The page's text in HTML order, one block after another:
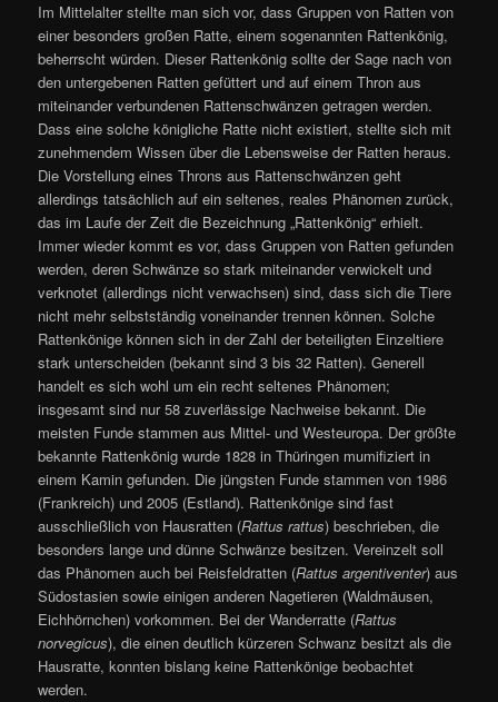
Im Mittelalter stellte man sich vor, dass Gruppen von Ratten von
einer besonders großen Ratte, einem sogenannten Rattenkönig,
beherrscht würden. Dieser Rattenkönig sollte der Sage nach von
den untergebenen Ratten gefüttert und auf einem Thron aus
miteinander verbundenen Rattenschwänzen getragen werden.
Dass eine solche königliche Ratte nicht existiert, stellte sich mit
zunehmendem Wissen über die Lebensweise der Ratten heraus.
Die Vorstellung eines Throns aus Rattenschwänzen geht
allerdings tatsächlich auf ein seltenes, reales Phänomen zurück,
das im Laufe der Zeit die Bezeichnung „Rattenkönig“ erhielt.
Immer wieder kommt es vor, dass Gruppen von Ratten gefunden
werden, deren Schwänze so stark miteinander verwickelt und
verknotet (allerdings nicht verwachsen) sind, dass sich die Tiere
nicht mehr selbstständig voneinander trennen können. Solche
Rattenkönige können sich in der Zahl der beteiligten Einzeltiere
stark unterscheiden (bekannt sind 3 bis 32 Ratten). Generell
handelt es sich wohl um ein recht seltenes Phänomen;
insgesamt sind nur 58 zuverlässige Nachweise bekannt. Die
meisten Funde stammen aus Mittel- und Westeuropa. Der größte
bekannte Rattenkönig wurde 1828 in Thüringen mumifiziert in
einem Kamin gefunden. Die jüngsten Funde stammen von 1986
(Frankreich) und 2005 (Estland). Rattenkönige sind fast
ausschließlich von Hausratten (Rattus rattus) beschrieben, die
besonders lange und dünne Schwänze besitzen. Vereinzelt soll
das Phänomen auch bei Reisfeldratten (Rattus argentiventer) aus
Südostasien sowie einigen anderen Nagetieren (Waldmäusen,
Eichhörnchen) vorkommen. Bei der Wanderratte (Rattus
norvegicus), die einen deutlich kürzeren Schwanz besitzt als die
Hausratte, konnten bislang keine Rattenkönige beobachtet
werden.